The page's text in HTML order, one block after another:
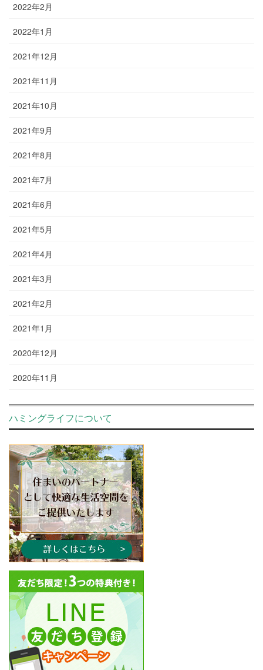
2022年2月
2022年1月
2021年12月
2021年11月
2021年10月
2021年9月
2021年8月
2021年7月
2021年6月
2021年5月
2021年4月
2021年3月
2021年2月
2021年1月
2020年12月
2020年11月
ハミングライフについて